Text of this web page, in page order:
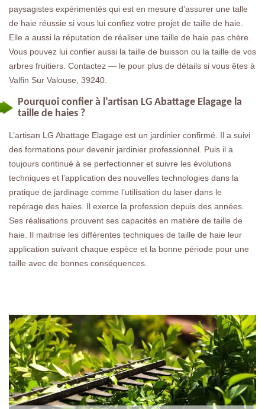
paysagistes expérimentés qui est en mesure d’assurer une talle
de haie réussie si vous lui confiez votre projet de taille de haie.
Elle a aussi la réputation de réaliser une taille de haie pas chère.
Vous pouvez lui confier aussi la taille de buisson ou la taille de vos
arbres fruitiers. Contactez — le pour plus de détails si vous êtes à
Valfin Sur Valouse, 39240.
Pourquoi confier à l’artisan LG Abattage Elagage la
taille de haies ?
L’artisan LG Abattage Elagage est un jardinier confirmé. Il a suivi
des formations pour devenir jardinier professionnel. Puis il a
toujours continué à se perfectionner et suivre les évolutions
techniques et l’application des nouvelles technologies dans la
pratique de jardinage comme l’utilisation du laser dans le
repérage des haies. Il exerce la profession depuis des années.
Ses réalisations prouvent ses capacités en matière de taille de
haie. Il maitrise les différentes techniques de taille de haie leur
application suivant chaque espèce et la bonne période pour une
taille avec de bonnes conséquences.